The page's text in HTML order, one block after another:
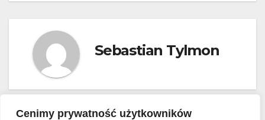
Cenimy prywatność użytkowników
Sebastian Tylmon